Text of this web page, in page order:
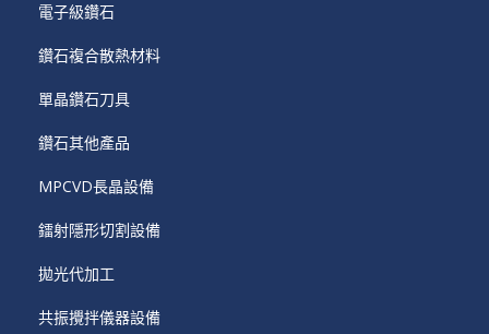
電子級鑽石
鑽石複合散熱材料
單晶鑽石刀具
鑽石其他產品
MPCVD長晶設備
鐳射隱形切割設備
拋光代加工
共振攪拌儀器設備